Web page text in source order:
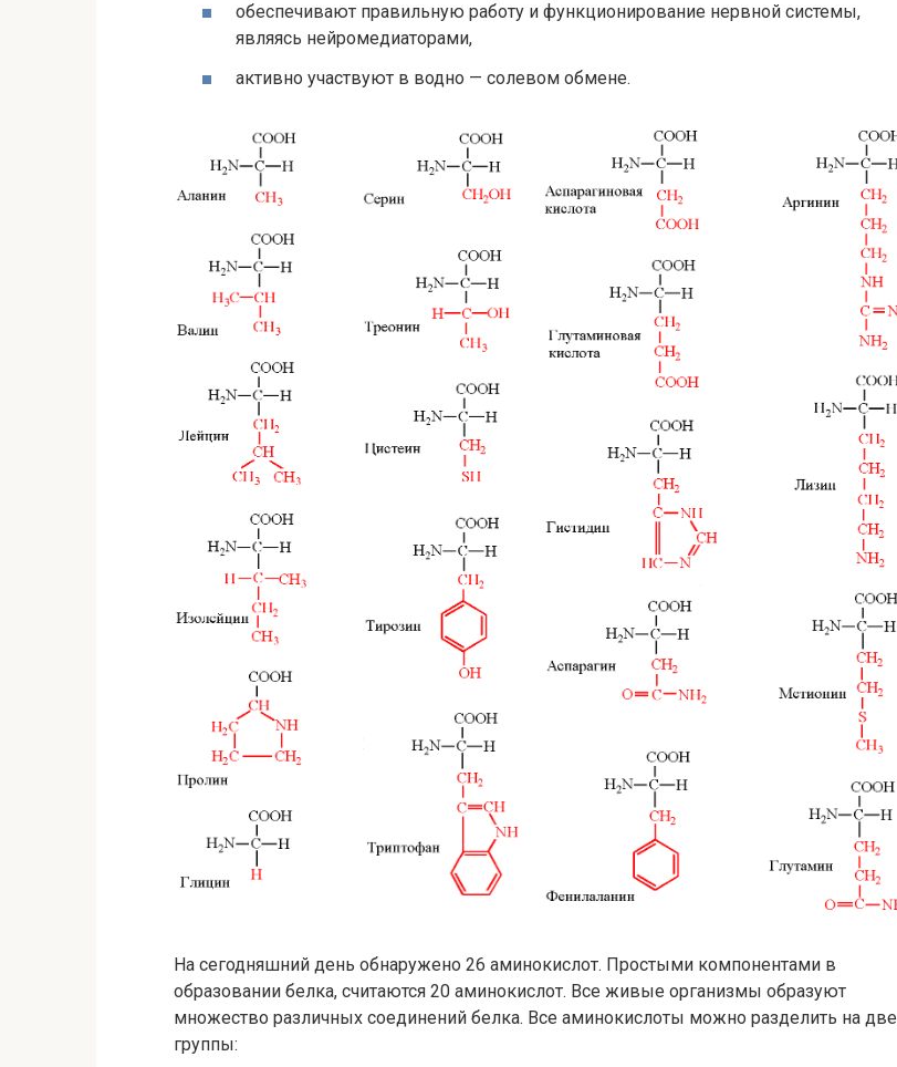
обеспечивают правильную работу и функционирование нервной системы,
являясь нейромедиаторами,
активно участвуют в водно — солевом обмене.
На сегодняшний день обнаружено 26 аминокислот. Простыми компонентами в
образовании белка, считаются 20 аминокислот. Все живые организмы образуют
множество различных соединений белка. Все аминокислоты можно разделить на две
группы: